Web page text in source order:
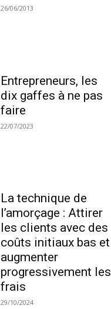
26/06/2013
Entrepreneurs, les
dix gaffes à ne pas
faire
22/07/2023
La technique de
l’amorçage : Attirer
les clients avec des
coûts initiaux bas et
augmenter
progressivement les
frais
29/10/2024